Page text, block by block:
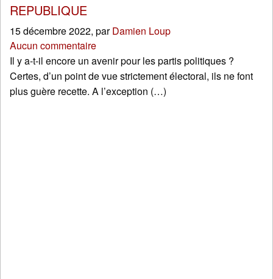
REPUBLIQUE
15 décembre 2022, parDamien Loup
Aucun commentaire
Il y a-t-il encore un avenir pour les partis politiques ?
Certes, d’un point de vue strictement électoral, ils ne font
plus guère recette. A l’exception (…)